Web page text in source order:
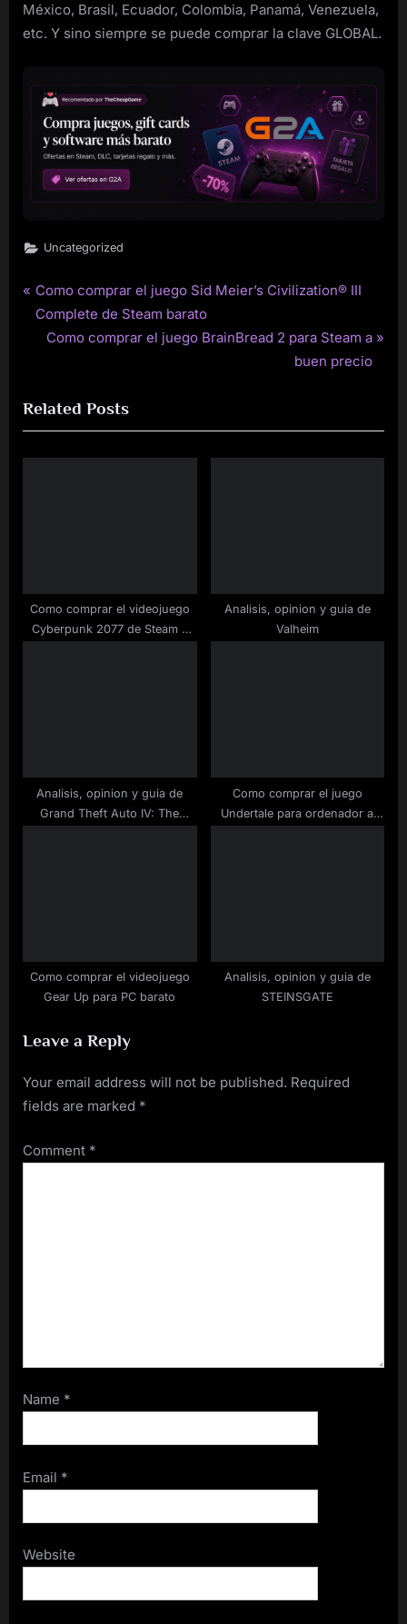
México, Brasil, Ecuador, Colombia, Panamá, Venezuela,
etc. Y sino siempre se puede comprar la clave GLOBAL.
Uncategorized
Post
navigation
P
r
o
u
s
Como comprar el juego Sid Meier’s Civilization® III
Complete de Steam barato
N
t
P
o
Como comprar el juego BrainBread 2 para Steam a
buen precio
Related Posts
Como comprar el videojuego
Cyberpunk 2077 de Steam a
Analisis, opinion y guia de
Valheim
Analisis, opinion y guia de
Grand Theft Auto IV: The
Como comprar el juego
Undertale para ordenador a
Como comprar el videojuego
Gear Up para PC barato
Analisis, opinion y guia de
STEINSGATE
Leave a Reply
Your email address will not be published. Required
fields are marked *
Comment *
Name *
Email *
Website